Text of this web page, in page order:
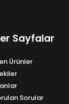
Sayfalar
Ürünler
Sorular